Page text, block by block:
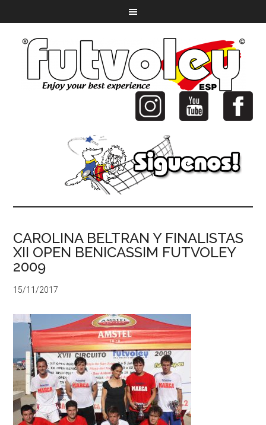
CAROLINA BELTRAN Y FINALISTAS
XII OPEN BENICASSIM FUTVOLEY
2009
15/11/2017